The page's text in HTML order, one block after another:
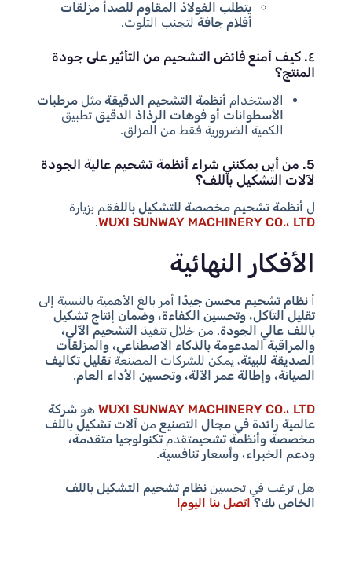
يتطلب الفولاذ المقاوم للصدأ مزلقات
أفلام جافةلتجنب التلوث.
٤. كيف أمنع فائض التشحيم من التأثير على جودة
المنتج؟
الاستخدام أنظمة التشحيم الدقيقةمثل مرطبات
الأسطوانات أو فوهات الرذاذ الدقيق تطبيق
الكمية الضرورية فقط من المزلق.
5. من أين يمكنني شراء أنظمة تشحيم عالية الجودة
لآلات التشكيل باللف؟
ل أنظمة تشحيم مخصصة للتشكيل باللفقم بزيارة
WUXI SUNWAY MACHINERY CO.، LTD.
الأفكار النهائية
أ نظام تشحيم محسن جيدًا أمر بالغ الأهمية بالنسبة إلى
تقليل التآكل، وتحسين الكفاءة، وضمان إنتاج تشكيل
باللف عالي الجودة. من خلال تنفيذ التشحيم الآلي،
والمراقبة المدعومة بالذكاء الاصطناعي، والمزلقات
الصديقة للبيئة، يمكن للشركات المصنعة تقليل تكاليف
الصيانة، وإطالة عمر الآلة، وتحسين الأداء العام.
WUXI SUNWAY MACHINERY CO.، LTDهو شركة
عالمية رائدة في مجال التصنيع من آلات تشكيل باللف
مخصصة وأنظمة تشحيمتقدم تكنولوجيا متقدمة،
ودعم الخبراء، وأسعار تنافسية.
هل ترغب في تحسين نظام تشحيم التشكيل باللف
الخاص بك؟ اتصل بنا اليوم!